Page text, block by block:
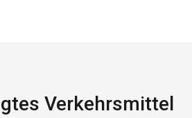
Verkehrsmittel